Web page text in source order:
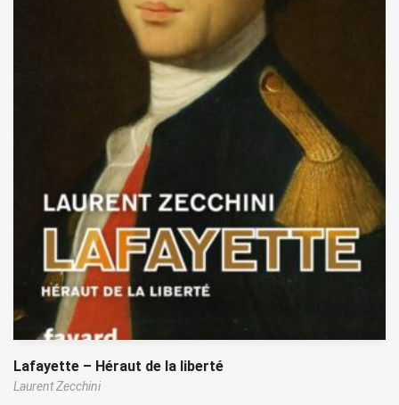
Lafayette – Héraut de la liberté
Laurent Zecchini